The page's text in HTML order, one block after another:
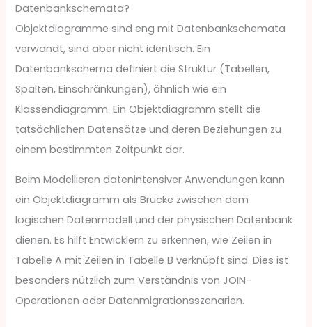
Datenbankschemata?
Objektdiagramme sind eng mit Datenbankschemata
verwandt, sind aber nicht identisch. Ein
Datenbankschema definiert die Struktur (Tabellen,
Spalten, Einschränkungen), ähnlich wie ein
Klassendiagramm. Ein Objektdiagramm stellt die
tatsächlichen Datensätze und deren Beziehungen zu
einem bestimmten Zeitpunkt dar.
Beim Modellieren datenintensiver Anwendungen kann
ein Objektdiagramm als Brücke zwischen dem
logischen Datenmodell und der physischen Datenbank
dienen. Es hilft Entwicklern zu erkennen, wie Zeilen in
Tabelle A mit Zeilen in Tabelle B verknüpft sind. Dies ist
besonders nützlich zum Verständnis von JOIN-
Operationen oder Datenmigrationsszenarien.